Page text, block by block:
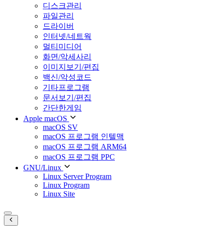
디스크관리
파일관리
드라이버
인터넷/네트웍
멀티미디어
화면/악세사리
이미지보기/편집
백신/악성코드
기타프로그램
문서보기/편집
간단한게임
Apple macOS
macOS SV
macOS 프로그램 인텔맥
macOS 프로그램 ARM64
macOS 프로그램 PPC
GNU/Linux
Linux Server Program
Linux Program
Linux Site